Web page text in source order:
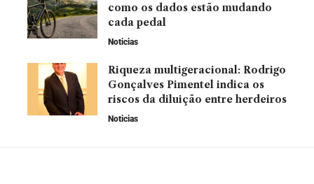
como os dados estão mudando
cada pedal
Noticias
Riqueza multigeracional: Rodrigo
Gonçalves Pimentel indica os
riscos da diluição entre herdeiros
Noticias